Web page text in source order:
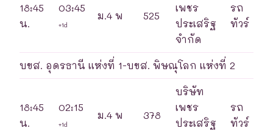
18:45
น.
03:45
+1d
ม.4 พ 525
เพชร
ประเสริฐ
จำกัด
รถ
ทัวร์
บขส. อุดรธานี แห่งที่ 1-บขส. พิษณุโลก แห่งที่ 2
18:45
น.
02:15
+1d
ม.4 พ 378
บริษัท
เพชร
ประเสริฐ
รถ
ทัวร์